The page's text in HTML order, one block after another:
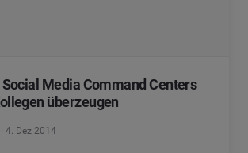
Media Command Centers
überzeugen
4. Dez 2014